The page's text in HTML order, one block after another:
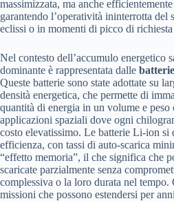
massimizzata, ma anche
garantendo l’operatività ininterrotta del
eclissi o in momenti di picco di richiesta
Nel contesto dell’accumulo energetico
dominante è rappresentata dalle
Queste batterie sono state adottate su
densità energetica, che permette di
quantità di energia in un volume e
applicazioni spaziali dove ogni
costo elevatissimo. Le batterie Li-ion si
efficienza, con tassi di auto-scarica
“effetto memoria”, il che significa che
scaricate parzialmente senza
complessiva o la loro durata nel
missioni che possono estendersi per